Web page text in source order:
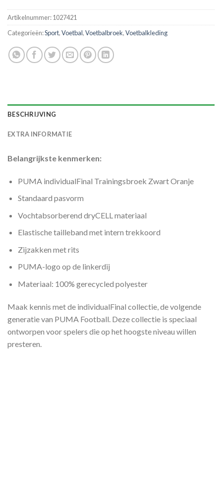
Artikelnummer:1027421
Categorieën:Sport,Voetbal,Voetbalbroek,Voetbalkleding
BESCHRIJVING
EXTRA INFORMATIE
Belangrijkste kenmerken:
PUMA individualFinal Trainingsbroek Zwart Oranje
Standaard pasvorm
Vochtabsorberend dryCELL materiaal
Elastische tailleband met intern trekkoord
Zijzakken met rits
PUMA-logo op de linkerdij
Materiaal: 100% gerecycled polyester
Maak kennis met de individualFinal collectie, de volgende
generatie van PUMA Football. Deze collectie is speciaal
ontworpen voor spelers die op het hoogste niveau willen
presteren.